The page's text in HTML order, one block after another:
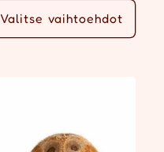
Valitse vaihtoehdot